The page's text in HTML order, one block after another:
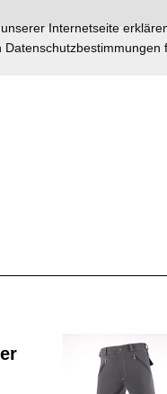
Internetseite